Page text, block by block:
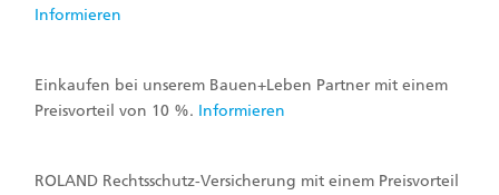
Informieren
Einkaufen bei unserem Bauen+Leben Partner mit einem
Preisvorteil von 10 %. Informieren
ROLAND Rechtsschutz-Versicherung mit einem Preisvorteil